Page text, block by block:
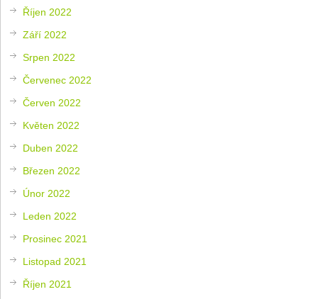
Říjen 2022
Září 2022
Srpen 2022
Červenec 2022
Červen 2022
Květen 2022
Duben 2022
Březen 2022
Únor 2022
Leden 2022
Prosinec 2021
Listopad 2021
Říjen 2021